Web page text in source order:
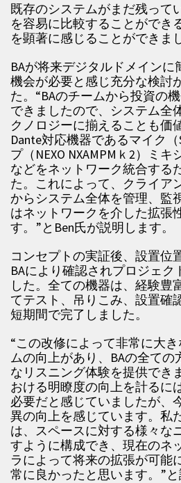
既存のシステムがまだ残って
を容易に比較することができ
を顕著に感じることができま
BAが将来デジタルドメインに
機会が必要と感じ充分な検討
た。“BAのチームから投資の
できましたので、システム全
クノロジーに揃えることも価
Dante対応機器であるマイク（
プ（NEXO NXAMPMｋ2）ミ
などをネットワーク統合する
た。これによって、クライア
からシステム全体を管理、監
はネットワークを介した拡張
す。”とBen氏が説明します。
コンセプトの実証後、設置位
BAにより確認されプロジェク
した。全ての機器は、経験豊
てテスト、吊りこみ、設置確
短期間で完了しました。
“この改修によって非常に大
ムの向上があり、BAの全ての
なリスニング体験を提供でき
おける明瞭度の向上を計るに
必要だと感じていましたが、
異の向上を感じています。私
は、スペースに対する様々な
すように構成でき、現在のネ
ラによって将来の拡張が可能
常に良かったと思います。”と